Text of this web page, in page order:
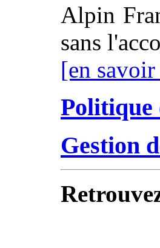
Alpin
sans
[en
Politique
Gestion